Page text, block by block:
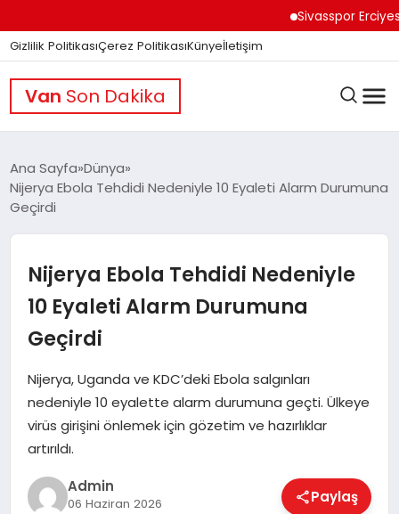
Sivasspor Erciyes
Gizlilik PolitikasıÇerez PolitikasıKünyeİletişim
Van Son Dakika
GÜNDEM
DÜNYA
EĞITIM
EKONOMI
MAGAZIN
Ana Sayfa Dünya
Nijerya Ebola Tehdidi Nedeniyle 10 Eyaleti Alarm Durumuna
Geçirdi
Nijerya Ebola Tehdidi Nedeniyle
10 Eyaleti Alarm Durumuna
Geçirdi
Nijerya, Uganda ve KDC’deki Ebola salgınları
nedeniyle 10 eyalette alarm durumuna geçti. Ülkeye
virüs girişini önlemek için gözetim ve hazırlıklar
artırıldı.
Admin
06 Haziran 2026 Paylaş